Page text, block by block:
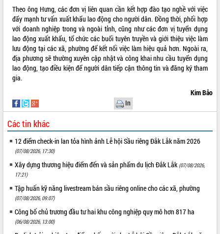
Đắk Lắk sơ kết 4 năm triển khai thực
hiện Đề án 06 của Chính phủ
Họp báo thông tin về Hội nghị Công bố
Quy hoạch và Xúc tiến đầu tư tỉnh Đắk
Lắk
Khơi thông điểm nghẽn, đẩy nhanh
giải ngân vốn khắc phục thiên tai
HĐND tỉnh thông qua điều chỉnh Quy
Hội thảo góp ý hồ sơ điều chỉnh quy
hoạch tỉnh Đắk Lắk thời kỳ 2021-2030,
tầm nhìn đến năm 2050
Nâng cao hiệu quả hoạt động của các
doanh nghiệp nhà nước
Hội nghị triển khai kết nối mạng
truyền số liệu chuyên dùng phục vụ cơ
quan Đảng, Nhà nước
Lễ phát động chuỗi hoạt động chung
tay làm sạch môi trường
Xã Ea Kar bước chuyển mình trong
công tác cải cách hành chính mô hình
mới
Theo ông Hưng, các đơn vị liên quan cần kết hợp đào tạo nghề với việc
đẩy mạnh tư vấn xuất khẩu lao động cho người dân. Đồng thời, phối hợp
với doanh nghiệp trong và ngoài tỉnh, cũng như các đơn vị tuyển dụng
lao động xuất khẩu, tổ chức các buổi tuyên truyền và giới thiệu việc làm
lưu động tại các xã, phường để kết nối việc làm hiệu quả hơn. Ngoài ra,
địa phương sẽ thường xuyên cập nhật và công khai nhu cầu tuyển dụng
lao động, tạo điều kiện để người dân tiếp cận thông tin và đăng ký tham
gia.
Kim Bảo
In
Các tin khác
12 điểm check-in lan tỏa hình ảnh Lễ hội Sầu riêng Đắk Lắk năm 2026
(07/08/2026, 17:30)
Xây dựng thương hiệu điểm đến và sản phẩm du lịch Đắk Lắk (07/08/2026,
17:21)
Tập huấn kỹ năng livestream bán sầu riêng online cho các xã, phường
(07/08/2026, 09:07)
Công bố chủ trương đầu tư hai khu công nghiệp quy mô hơn 817 ha
(06/08/2026, 13:00)